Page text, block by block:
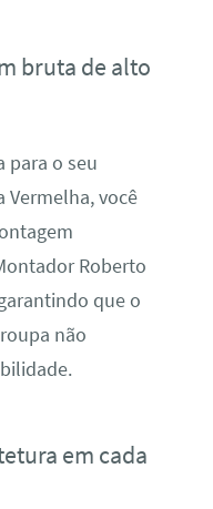
bruta de alto
para o seu
Vermelha, você
Roberto
que o
não
em cada